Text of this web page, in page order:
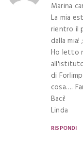
Marina
La mia
rientro il
dalla mia!
Ho letto
di
cosa….
Baci!
Linda
RISPONDI